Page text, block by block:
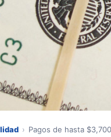
› Pagos de hasta